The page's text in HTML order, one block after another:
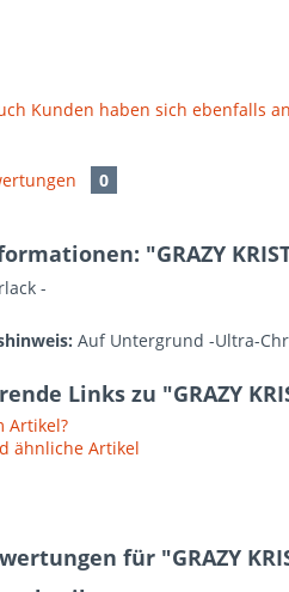
Kunden haben sich ebenfalls
0
"GRAZY
-
Auf Untergrund -Ultra-
Links zu "GRAZY
Artikel?
ähnliche Artikel
für "GRAZY